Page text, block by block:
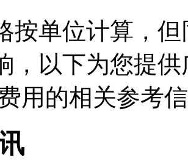
按单位计算，
，以下为您提
用的相关参考